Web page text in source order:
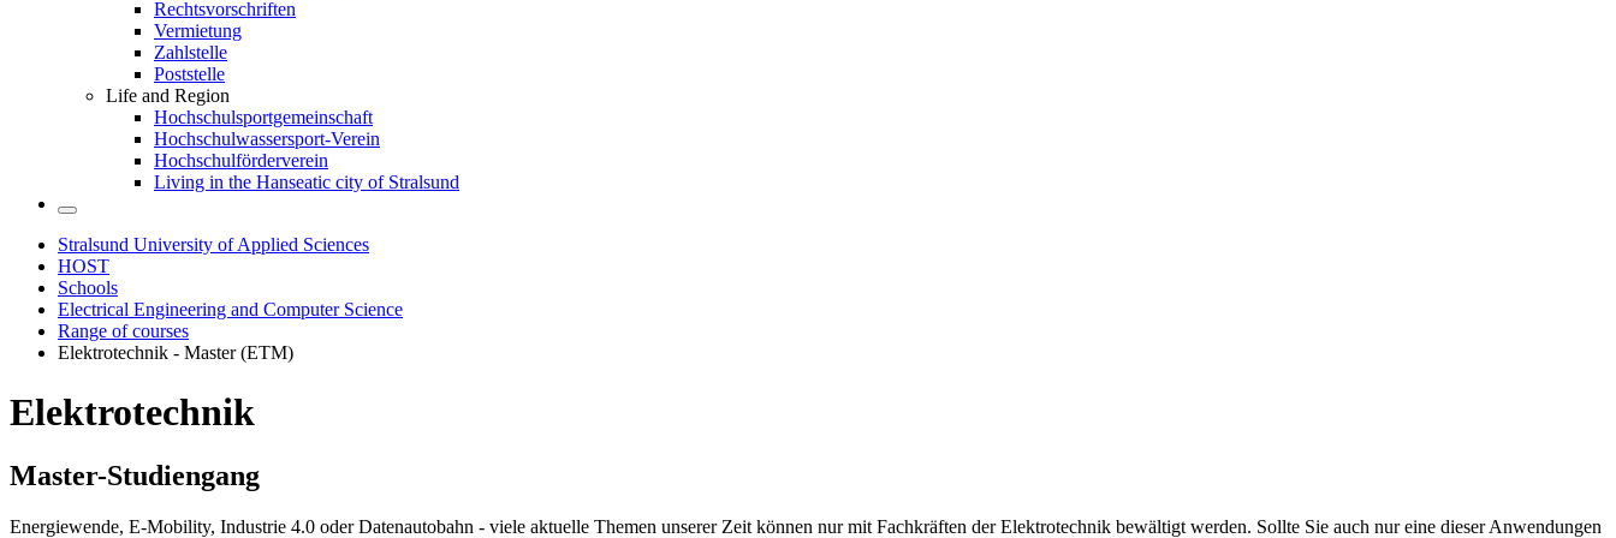
Rechtsvorschriften
Vermietung
Zahlstelle
Poststelle
Life and Region
Hochschulsportgemeinschaft
Hochschulwassersport-Verein
Hochschulförderverein
Living in the Hanseatic city of Stralsund
Stralsund University of Applied Sciences
HOST
Schools
Electrical Engineering and Computer Science
Range of courses
Elektrotechnik - Master (ETM)
Elek­trotech­nik
Mas­ter-Stu­di­en­gang
Energiewende, E-Mobility, Industrie 4.0 oder Datenautobahn - viele aktuelle Themen unserer Zeit können nur mit Fachkräften der Elektrotechnik bewältigt werden. Sollte Sie auch nur eine dieser Anwendungen